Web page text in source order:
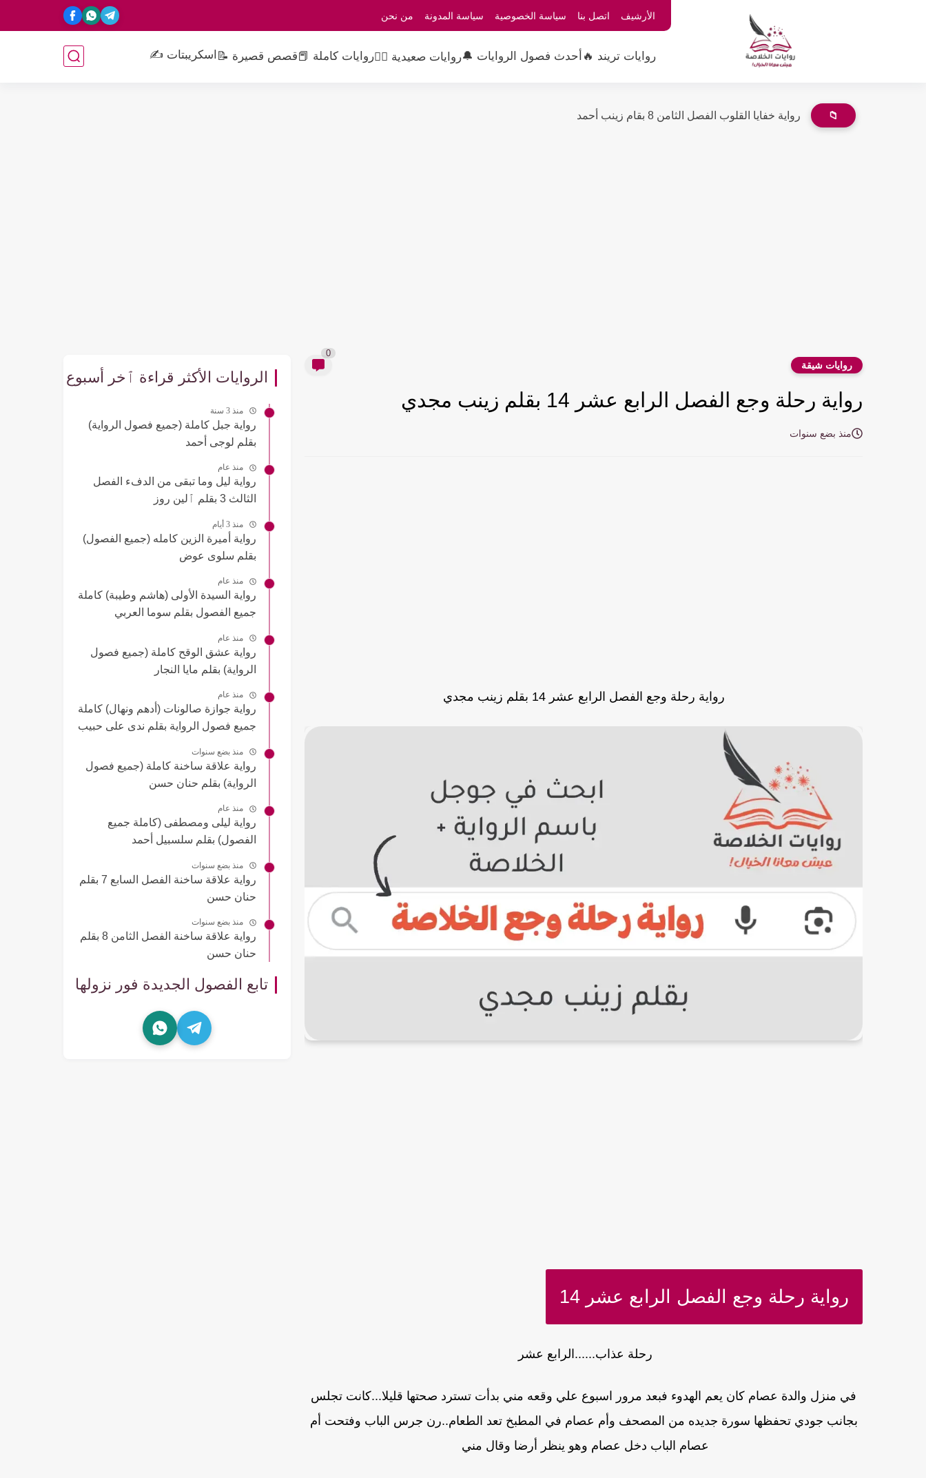
الأرشيف اتصل بنا سياسة الخصوصية سياسة المدونة من نحن
روايات تريند 🔥 أحدث فصول الروايات 🔔روايات صعيدية 👳‍♂️روايات كاملة 📕قصص قصيرة 📝 اسكريبتات ✍️
📁 رواية خفايا القلوب الفصل الثامن 8 بقام زينب أحمد
روايات شيقة
0
رواية رحلة وجع الفصل الرابع عشر 14 بقلم زينب مجدي
منذ بضع سنوات
رواية رحلة وجع الفصل الرابع عشر 14 بقلم زينب مجدي
رواية رحلة وجع الفصل الرابع عشر 14
رحلة عذاب......الرابع عشر
في منزل والدة عصام كان يعم الهدوء فبعد مرور اسبوع علي وقعه مني بدأت تسترد صحتها قليلا...كانت تجلس
بجانب جودي تحفظها سورة جديده من المصحف وأم عصام في المطبخ تعد الطعام..رن جرس الباب وفتحت أم
عصام الباب دخل عصام وهو ينظر أرضا وقال مني
الروايات الأكثر قراءة ٱخر أسبوع
منذ 3 سنة
رواية جبل كاملة (جميع فصول الرواية)
بقلم لوجى أحمد
منذ عام
رواية ليل وما تبقى من الدفء الفصل
الثالث 3 بقلم ٱلين روز
منذ 3 أيام
رواية أميرة الزين كامله (جميع الفصول)
بقلم سلوى عوض
منذ عام
رواية السيدة الأولى (هاشم وطيبة) كاملة
جميع الفصول بقلم سوما العربي
منذ عام
رواية عشق الوقح كاملة (جميع فصول
الرواية) بقلم مايا النجار
منذ عام
رواية جوازة صالونات (أدهم ونهال) كاملة
جميع فصول الرواية بقلم ندى على حبيب
منذ بضع سنوات
رواية علاقة ساخنة كاملة (جميع فصول
الرواية) بقلم حنان حسن
منذ عام
رواية ليلى ومصطفى (كاملة جميع
الفصول) بقلم سلسبيل أحمد
منذ بضع سنوات
رواية علاقة ساخنة الفصل السابع 7 بقلم
حنان حسن
منذ بضع سنوات
رواية علاقة ساخنة الفصل الثامن 8 بقلم
حنان حسن
تابع الفصول الجديدة فور نزولها